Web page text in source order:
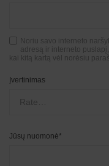
Noriu savo interneto
adresą ir interneto
kai kitą kartą vėl norėsiu
Įvertinimas
Jūsų nuomonė*